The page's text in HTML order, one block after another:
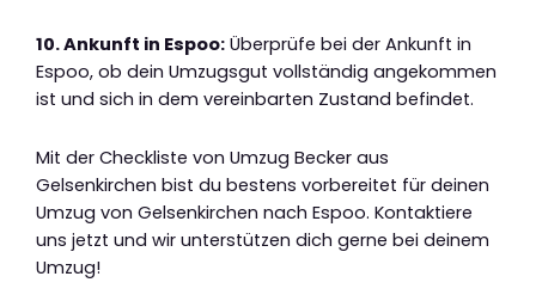
10. Ankunft in Espoo: Überprüfe bei der Ankunft in
Espoo, ob dein Umzugsgut vollständig angekommen
ist und sich in dem vereinbarten Zustand befindet.
Mit der Checkliste von Umzug Becker aus
Gelsenkirchen bist du bestens vorbereitet für deinen
Umzug von Gelsenkirchen nach Espoo. Kontaktiere
uns jetzt und wir unterstützen dich gerne bei deinem
Umzug!